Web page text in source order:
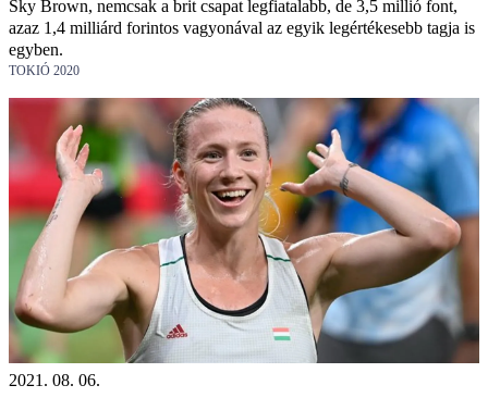
Sky Brown, nemcsak a brit csapat legfiatalabb, de 3,5 millió font,
azaz 1,4 milliárd forintos vagyonával az egyik legértékesebb tagja is
egyben.
TOKIÓ 2020
2021. 08. 06.